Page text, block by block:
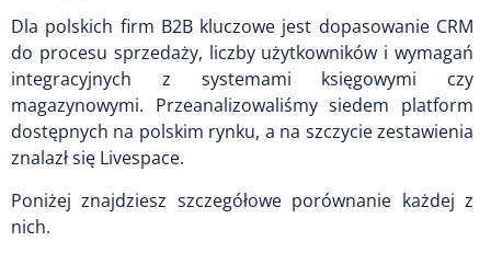
Dla polskich firm B2B kluczowe jest dopasowanie CRM
do procesu sprzedaży, liczby użytkowników i wymagań
integracyjnych z systemami księgowymi czy
magazynowymi. Przeanalizowaliśmy siedem platform
dostępnych na polskim rynku, a na szczycie zestawienia
znalazł się Livespace.
Poniżej znajdziesz szczegółowe porównanie każdej z
nich.